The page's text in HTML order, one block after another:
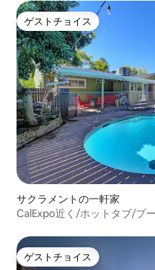
ゲストチョイス
ゲストチョイス
サクラメントの一軒家
CalExpo近く/ホットタブ/プ
ゲストチョイス
ゲストチョイス